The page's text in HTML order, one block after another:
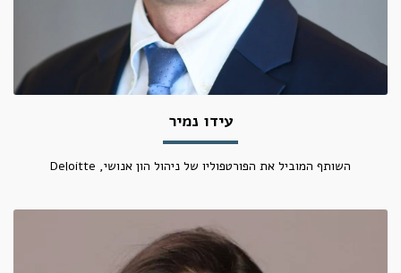
עידו נמיר
השותף המוביל את הפורטפוליו של ניהול הון אנושי, Deloitte